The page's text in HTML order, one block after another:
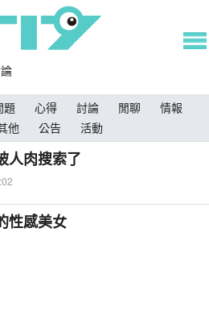
題 心得 討論 閒聊
情報
他 公告 活動
人肉搜索了
性感美女